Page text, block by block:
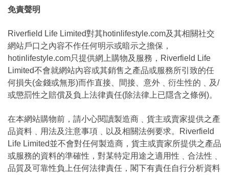
免責聲明
Riverfield Life Limited對其hotinlifestyle.com及其相關社交
網站戶口之內容不作任何明示或暗示之擔保，
hotinlifestyle.com只提供網上購物及服務，Riverfield Life
Limited不會就網站內容或其銷售之產品或服務所引致的任
何損失(金錢或無形)而作直接、間接、意外﹑衍生性的﹑及/
或懲罰性之賠償及負上法律責任(除法律上已隱含之條例)。
在本網站購物前，請小心閱讀製造商﹑貨主或賣家提供之產
品資料﹑用法及注意事項﹑以及相關法例要求。Riverfield
Life Limited並不會對任何製造商，貨主或賣家所提供之產品
或服務的資料的準確性，對某特定用途之適用性﹑合法性﹑
品質及可靠性負上任何法律責任，閣下有責任自行分析資料